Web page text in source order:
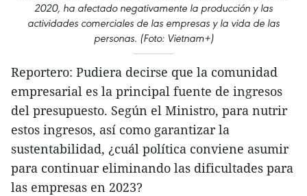
2020, ha afectado negativamente la producción y las
actividades comerciales de las empresas y la vida de las
personas. (Foto: Vietnam+)
Reportero: Pudiera decirse que la comunidad
empresarial es la principal fuente de ingresos
del presupuesto. Según el Ministro, para nutrir
estos ingresos, así como garantizar la
sustentabilidad, ¿cuál política conviene asumir
para continuar eliminando las dificultades para
las empresas en 2023?